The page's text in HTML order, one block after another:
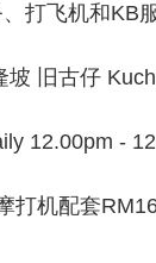
打飞机和KB
坡 旧古仔
12.00pm -
打机配套